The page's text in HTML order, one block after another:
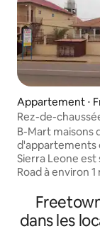
Appartement ⋅
Rez-de-
chaude 1 Ml à US
B-Mart maisons
d'appartements
Sierra Leone est
Road à environ 1
comprend 2 lits
Size, un
ensemble
dans les